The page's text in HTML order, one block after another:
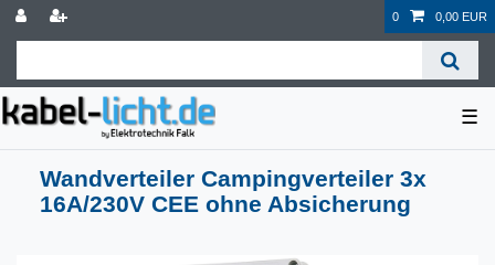
0 0,00 EUR
☰
Wandverteiler Campingverteiler 3x
16A/230V CEE ohne Absicherung